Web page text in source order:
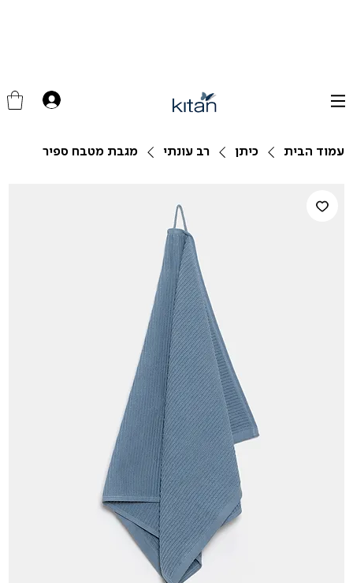
עמוד הבית כיתן רב עונתי מגבת מטבח ספיר